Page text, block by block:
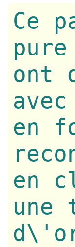
Ce
ont
en
en
une